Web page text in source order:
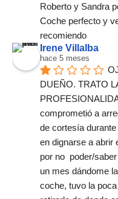
Roberto y Sandra
Coche perfecto y
recomiendo
Irene Villalba
hace 5 meses
DUEÑO. TRATO
comprometió a
de cortesía
en dignarse a abrir
por no  poder/
un mes dándome
coche, tuvo la